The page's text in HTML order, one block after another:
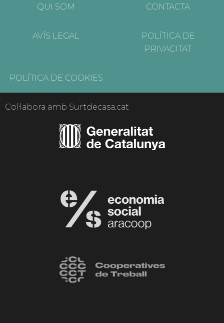
QUI SOM CONTACTA
AVÍS LEGAL
POLÍTICA DE
PRIVACITAT
POLÍTICA DE COOKIES
Col·labora amb Surtdecasa.cat